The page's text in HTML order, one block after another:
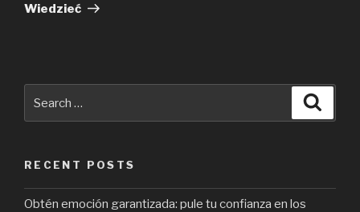
Wiedzieć
RECENT POSTS
Obtén emoción garantizada: pule tu confianza en los